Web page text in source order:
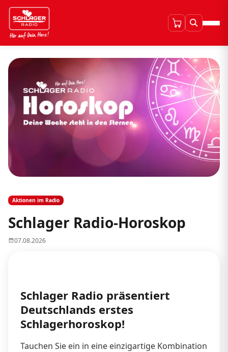
Aktionen im Radio
Schlager Radio-Horoskop
07.08.2026
Schlager Radio präsentiert
Deutschlands erstes
Schlagerhoroskop!
Tauchen Sie ein in eine einzigartige Kombination